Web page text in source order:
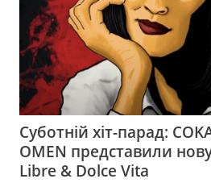
Суботній хіт-парад:
OMEN представили
Libre & Dolce Vita